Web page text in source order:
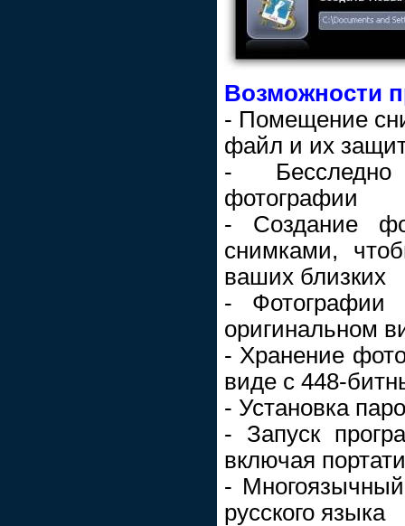
Возможности
- Помещение
файл и их
- Бесследно
фотографии
- Создание
снимками,
ваших близких
- Фотографии
оригинальном
- Хранение
виде с 448-
- Установка
- Запуск
включая
-
русского языка